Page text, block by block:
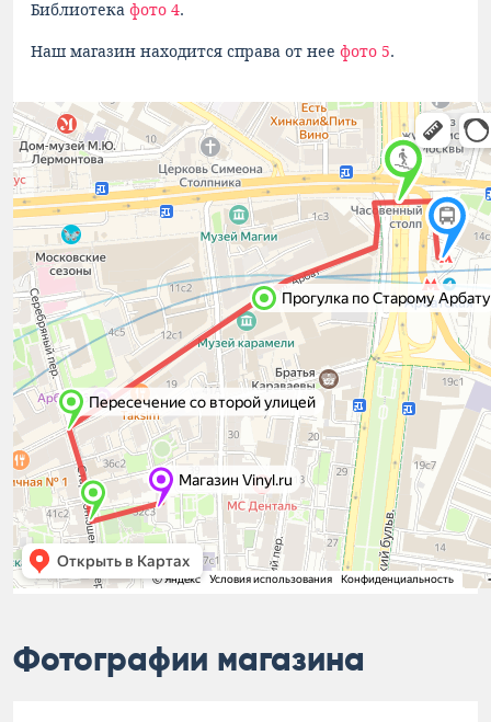
Библиотека фото 4.
Наш магазин находится справа от нее фото 5.
Фотографии магазина